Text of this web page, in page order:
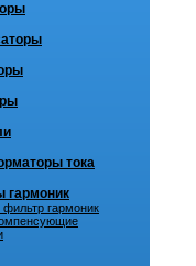
тока
гармоник
гармоник